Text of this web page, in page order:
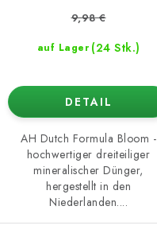
auf Lager (24 Stk.)
9,98 €
DETAIL
AH Dutch Formula Bloom -
hochwertiger dreiteiliger
mineralischer Dünger,
hergestellt in den
Niederlanden....